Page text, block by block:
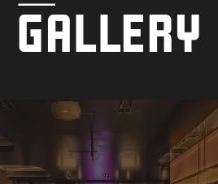
照片库
GALLERY